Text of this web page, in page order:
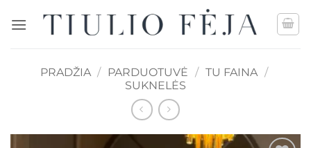
PRADŽIA / PARDUOTUVĖ / TU FAINA /
SUKNELĖS